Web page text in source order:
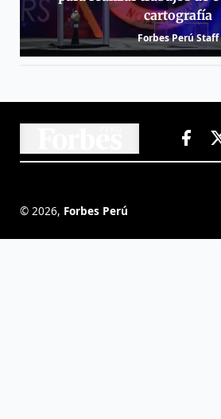
cartografía
Forbes Perú Staff
© 2026, Forbes Perú